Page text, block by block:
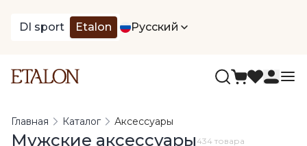
DI sport Etalon Русский
Главная Каталог Аксессуары
Мужские аксессуары 434 товара